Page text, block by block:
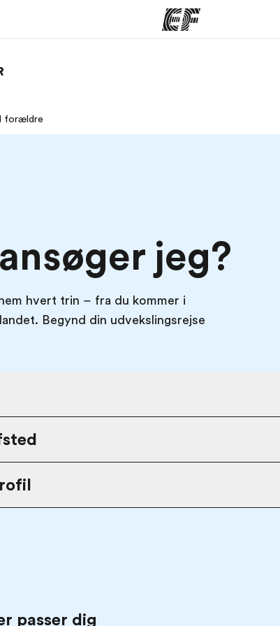
hvad vi gør
forældre
jeg?
hvert trin – fra du kommer i
Begynd din udvekslingsrejse
passer dig